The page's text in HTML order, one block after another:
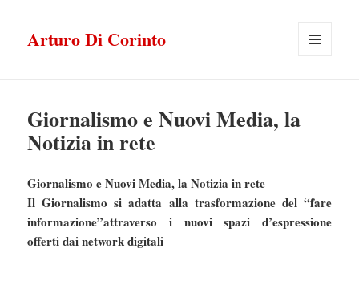
Arturo Di Corinto
Giornalismo e Nuovi Media, la
Notizia in rete
Giornalismo e Nuovi Media, la Notizia in rete
Il Giornalismo si adatta alla trasformazione del “fare
informazione”attraverso i nuovi spazi d’espressione
offerti dai network digitali